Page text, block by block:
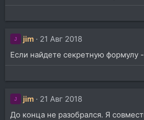
J jim
21 Авг 2018
Если найдете секретную формулу
J jim
21 Авг 2018
До конца не разобрался. Я